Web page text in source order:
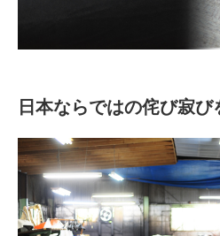
日本ならではの侘び寂